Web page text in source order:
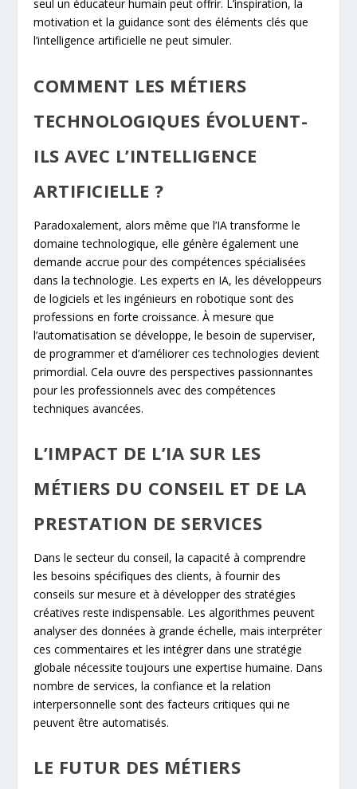
seul un éducateur humain peut offrir. L’inspiration, la
motivation et la guidance sont des éléments clés que
l’intelligence artificielle ne peut simuler.
COMMENT LES MÉTIERS
TECHNOLOGIQUES ÉVOLUENT-
ILS AVEC L’INTELLIGENCE
ARTIFICIELLE ?
Paradoxalement, alors même que l’IA transforme le
domaine technologique, elle génère également une
demande accrue pour des compétences spécialisées
dans la technologie. Les experts en IA, les développeurs
de logiciels et les ingénieurs en robotique sont des
professions en forte croissance. À mesure que
l’automatisation se développe, le besoin de superviser,
de programmer et d’améliorer ces technologies devient
primordial. Cela ouvre des perspectives passionnantes
pour les professionnels avec des compétences
techniques avancées.
L’IMPACT DE L’IA SUR LES
MÉTIERS DU CONSEIL ET DE LA
PRESTATION DE SERVICES
Dans le secteur du conseil, la capacité à comprendre
les besoins spécifiques des clients, à fournir des
conseils sur mesure et à développer des stratégies
créatives reste indispensable. Les algorithmes peuvent
analyser des données à grande échelle, mais interpréter
ces commentaires et les intégrer dans une stratégie
globale nécessite toujours une expertise humaine. Dans
nombre de services, la confiance et la relation
interpersonnelle sont des facteurs critiques qui ne
peuvent être automatisés.
LE FUTUR DES MÉTIERS